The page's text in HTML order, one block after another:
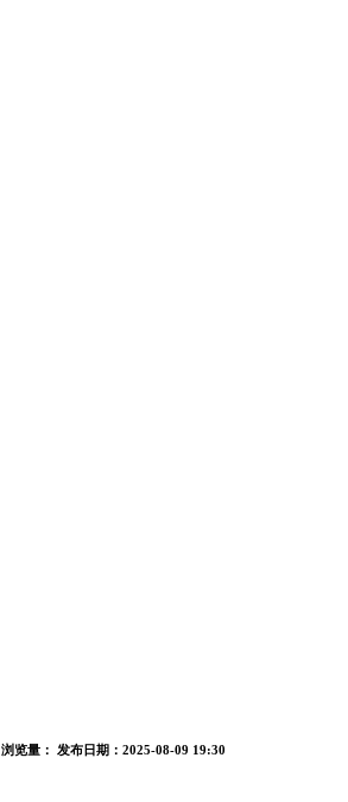
浏览量： 发布日期：2025-08-09 19:30